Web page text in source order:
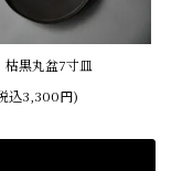
黒丸盆7寸皿
込3,300円)